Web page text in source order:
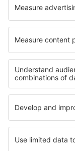
Hotels in Rago-
Hotels in
Hotels in
Hotels an der Costa
Hotels in Spanien